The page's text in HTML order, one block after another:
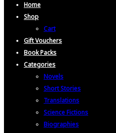
Home
Shop
Cart
Gift Vouchers
Book Packs
Categories
Novels
Short Stories
Translations
Science Fictions
Biographies